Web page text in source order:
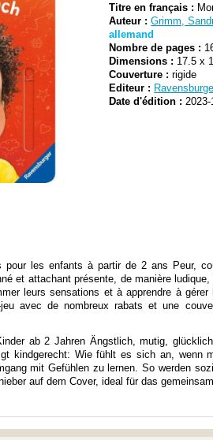
Titre en français :
Auteur :Grimm,
allemand
Nombre de pages :
Dimensions : 17.5 x
Couverture : rigide
Editeur :
Date d'édition : 2023-
pour les enfants à partir de 2 ans Peur,
et attachant présente, de manière
leurs sensations et à apprendre à
jeu avec de nombreux rabats et une
ab 2 Jahren Ängstlich, mutig,
kindgerecht: Wie fühlt es sich an,
mit Gefühlen zu lernen. So werden
auf dem Cover, ideal für das